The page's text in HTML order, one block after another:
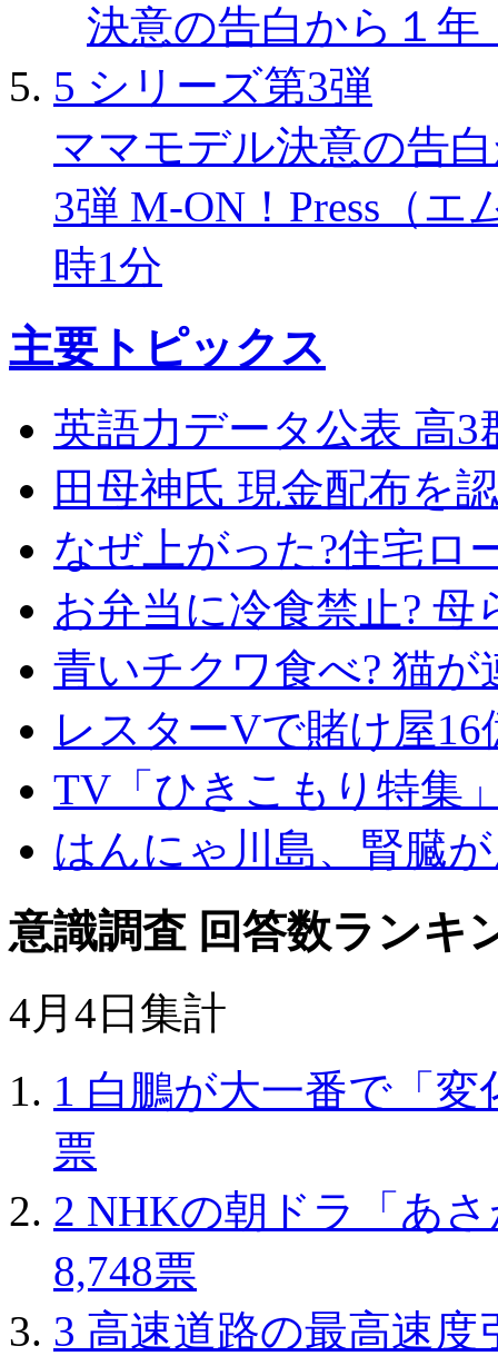
5
ママモデル決意の告
3弾 M-ON！Press（エ
時1分
主要トピックス
英語力データ公表 高3
田母神氏 現金配布を
なぜ上がった?住宅ロ
お弁当に冷食禁止? 母
青いチクワ食べ? 猫が
レスターVで賭け屋16
TV「ひきこもり特集
はんにゃ川島、腎臓
意識調査 回答数ランキ
4月4日集計
1 白鵬が大一番で「変
票
2 NHKの朝ドラ「あ
8,748票
3 高速道路の最高速